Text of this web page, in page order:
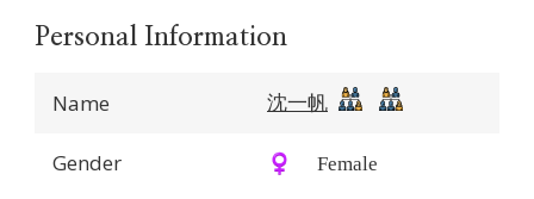
Personal Information
Name 沈一帆
Gender ♀️ Female